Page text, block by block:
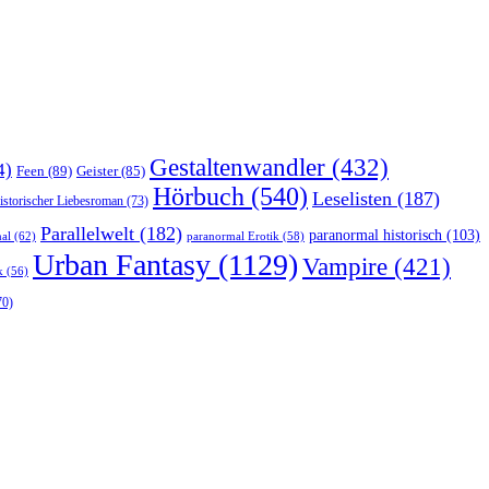
Feen (89) Geister(85) Gestaltenwandler (432)
Liebesroman (73) Hörbuch (540) Leselisten (187)
(62) Parallelwelt (182) paranormal Erotik (58) paranormal historisch (103)
(56) Urban Fantasy (1129) Vampire (421)